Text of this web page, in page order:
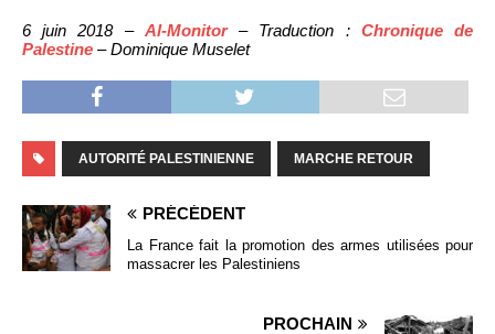
6 juin 2018 – Al-Monitor– Traduction : Chronique de
Palestine – Dominique Muselet
AUTORITÉ PALESTINIENNE MARCHE RETOUR
PRÉCÉDENT
La France fait la promotion des armes utilisées pour
massacrer les Palestiniens
PROCHAIN